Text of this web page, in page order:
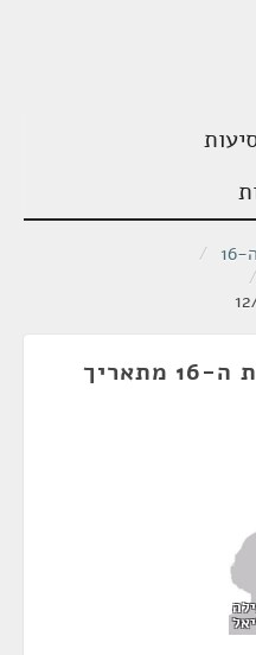
/
/
ישיבת ועדה של הכנסת ה-16 מתאריך